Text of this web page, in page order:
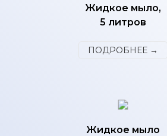
Жидкое мыло,
5 литров
ПОДРОБНЕЕ →
Жидкое мыло